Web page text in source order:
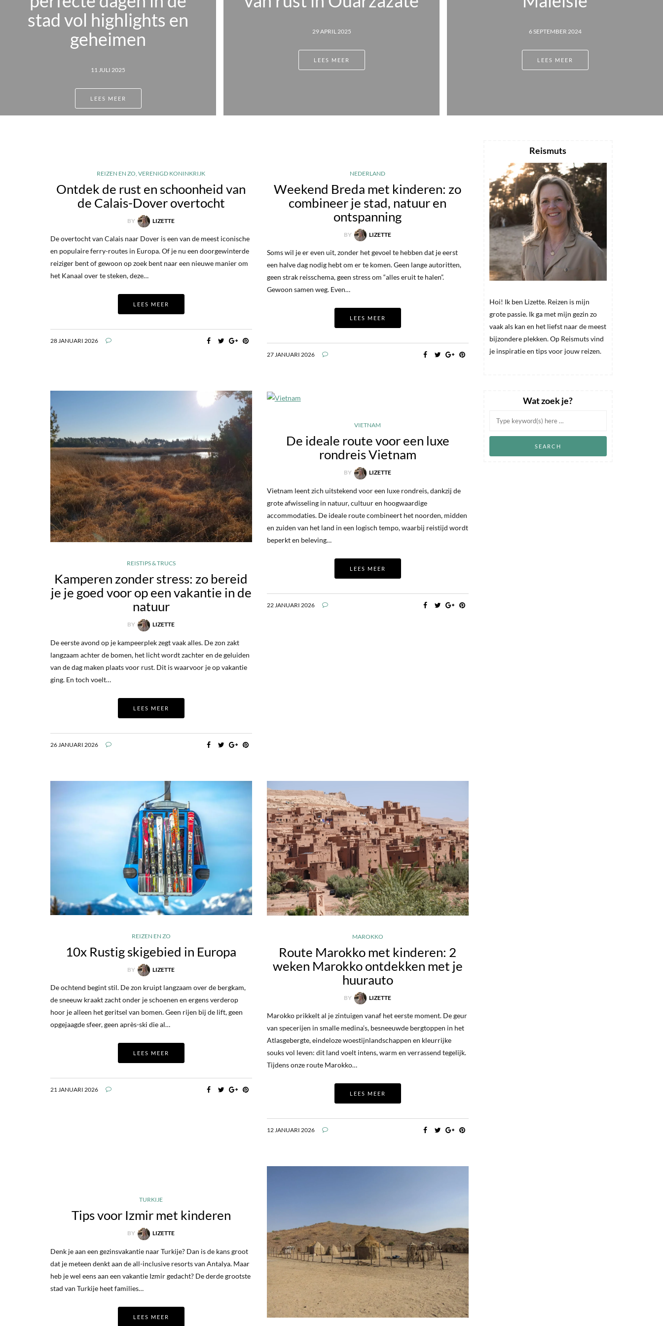
en
REIZEN EN ZO,VERENIGD KONINKRIJK
Ontdek de rust en schoonheid van
de Calais-Dover overtocht
BY LIZETTE
De overtocht van Calais naar Dover is een van de meest iconische
en populaire ferry-routes in Europa. Of je nu een doorgewinterde
reiziger bent of gewoon op zoek bent naar een nieuwe manier om
het Kanaal over te steken, deze…
LEES MEER
28 JANUARI 2026
NEDERLAND
Weekend Breda met kinderen: zo
combineer je stad, natuur en
ontspanning
BY LIZETTE
Soms wil je er even uit, zonder het gevoel te hebben dat je eerst
een halve dag nodig hebt om er te komen. Geen lange autoritten,
geen strak reisschema, geen stress om “alles eruit te halen”.
Gewoon samen weg. Even…
LEES MEER
27 JANUARI 2026
REISTIPS & TRUCS
Kamperen zonder stress: zo bereid
je je goed voor op een vakantie in de
natuur
BY LIZETTE
De eerste avond op je kampeerplek zegt vaak alles. De zon zakt
langzaam achter de bomen, het licht wordt zachter en de geluiden
van de dag maken plaats voor rust. Dit is waarvoor je op vakantie
ging. En toch voelt…
LEES MEER
26 JANUARI 2026
VIETNAM
De ideale route voor een luxe
rondreis Vietnam
BY LIZETTE
Vietnam leent zich uitstekend voor een luxe rondreis, dankzij de
grote afwisseling in natuur, cultuur en hoogwaardige
accommodaties. De ideale route combineert het noorden, midden
en zuiden van het land in een logisch tempo, waarbij reistijd wordt
beperkt en beleving…
LEES MEER
22 JANUARI 2026
REIZEN EN ZO
10x Rustig skigebied in Europa
BY LIZETTE
De ochtend begint stil. De zon kruipt langzaam over de bergkam,
de sneeuw kraakt zacht onder je schoenen en ergens verderop
hoor je alleen het geritsel van bomen. Geen rijen bij de lift, geen
opgejaagde sfeer, geen après-ski die al…
LEES MEER
21 JANUARI 2026
MAROKKO
Route Marokko met kinderen: 2
weken Marokko ontdekken met je
huurauto
BY LIZETTE
Marokko prikkelt al je zintuigen vanaf het eerste moment. De geur
van specerijen in smalle medina’s, besneeuwde bergtoppen in het
Atlasgebergte, eindeloze woestijnlandschappen en kleurrijke
souks vol leven: dit land voelt intens, warm en verrassend tegelijk.
Tijdens onze route Marokko…
LEES MEER
12 JANUARI 2026
TURKIJE
Tips voor Izmir met kinderen
BY LIZETTE
Denk je aan een gezinsvakantie naar Turkije? Dan is de kans groot
dat je meteen denkt aan de all-inclusive resorts van Antalya. Maar
heb je wel eens aan een vakantie Izmir gedacht? De derde grootste
stad van Turkije heet families…
LEES MEER
Reismuts
Hoi! Ik ben Lizette. Reizen is mijn
grote passie. Ik ga met mijn gezin zo
vaak als kan en het liefst naar de meest
bijzondere plekken. Op Reismuts vind
je inspiratie en tips voor jouw reizen.
Wat zoek je?